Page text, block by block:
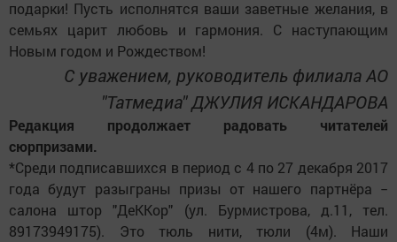
подарки! Пусть исполнятся ваши заветные желания, в
семьях царит любовь и гармония. С наступающим
Новым годом и Рождеством!
С уважением, руководитель филиала АО
"Татмедиа" ДЖУЛИЯ ИСКАНДАРОВА
Редакция продолжает радовать читателей
сюрпризами.
*Среди подписавшихся в период с 4 по 27 декабря 2017
года будут разыграны призы от нашего партнёра −
салона штор "ДеККор" (ул. Бурмистрова, д.11, тел.
89173949175). Это тюль нити, тюли (4м). Наши